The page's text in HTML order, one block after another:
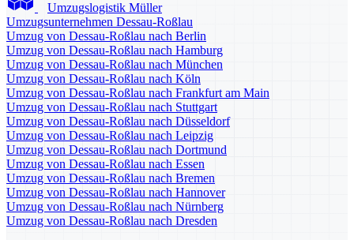
Umzugslogistik Müller
Umzugsunternehmen Dessau-Roßlau
Umzug von Dessau-Roßlau nach Berlin
Umzug von Dessau-Roßlau nach Hamburg
Umzug von Dessau-Roßlau nach München
Umzug von Dessau-Roßlau nach Köln
Umzug von Dessau-Roßlau nach Frankfurt am Main
Umzug von Dessau-Roßlau nach Stuttgart
Umzug von Dessau-Roßlau nach Düsseldorf
Umzug von Dessau-Roßlau nach Leipzig
Umzug von Dessau-Roßlau nach Dortmund
Umzug von Dessau-Roßlau nach Essen
Umzug von Dessau-Roßlau nach Bremen
Umzug von Dessau-Roßlau nach Hannover
Umzug von Dessau-Roßlau nach Nürnberg
Umzug von Dessau-Roßlau nach Dresden